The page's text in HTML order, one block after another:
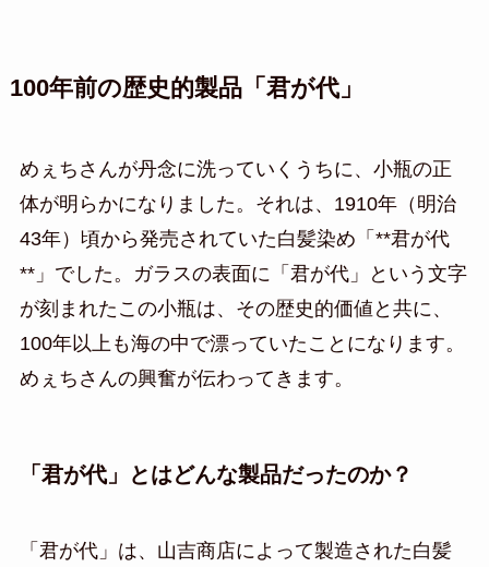
100年前の歴史的製品「君が代」
めぇちさんが丹念に洗っていくうちに、小瓶の正
体が明らかになりました。それは、1910年（明治
43年）頃から発売されていた白髪染め「**君が代
**」でした。ガラスの表面に「君が代」という文字
が刻まれたこの小瓶は、その歴史的価値と共に、
100年以上も海の中で漂っていたことになります。
めぇちさんの興奮が伝わってきます。
「君が代」とはどんな製品だったのか？
「君が代」は、山吉商店によって製造された白髪